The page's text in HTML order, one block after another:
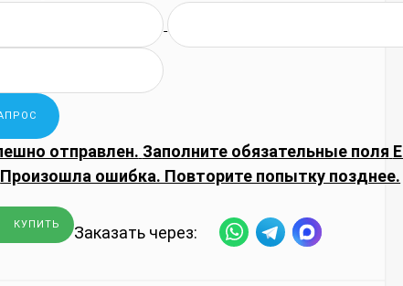
отправлен. Заполните обязательные поля
Произошла ошибка. Повторите попытку позднее.
КУПИТЬ Заказать через: